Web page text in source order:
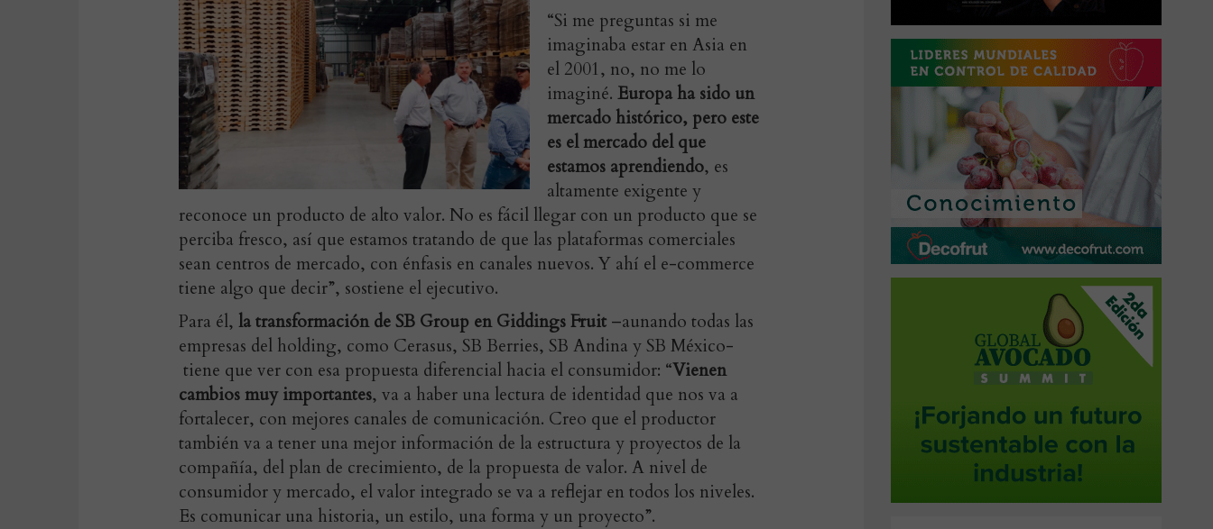
“Si me preguntas si me
imaginaba estar en Asia en
el 2001, no, no me lo
imaginé. Europa ha sido un
mercado histórico, pero este
es el mercado del que
estamos aprendiendo, es
altamente exigente y
reconoce un producto de alto valor. No es fácil llegar con un producto que se
perciba fresco, así que estamos tratando de que las plataformas comerciales
sean centros de mercado, con énfasis en canales nuevos. Y ahí el e-commerce
tiene algo que decir”, sostiene el ejecutivo.
Para él, la transformación de SB Group en Giddings Fruit –aunando todas las
empresas del holding, como Cerasus, SB Berries, SB Andina y SB México-
tiene que ver con esa propuesta diferencial hacia el consumidor: “Vienen
cambios muy importantes, va a haber una lectura de identidad que nos va a
fortalecer, con mejores canales de comunicación. Creo que el productor
también va a tener una mejor información de la estructura y proyectos de la
compañía, del plan de crecimiento, de la propuesta de valor. A nivel de
consumidor y mercado, el valor integrado se va a reflejar en todos los niveles.
Es comunicar una historia, un estilo, una forma y un proyecto”.